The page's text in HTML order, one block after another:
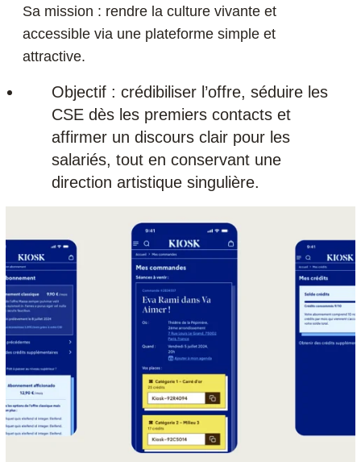
Sa mission : rendre la culture vivante et
accessible via une plateforme simple et
attractive.
Objectif : crédibiliser l’offre, séduire les
CSE dès les premiers contacts et
affirmer un discours clair pour les
salariés, tout en conservant une
direction artistique singulière.